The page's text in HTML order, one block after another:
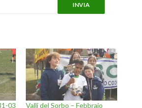
03
Valli del Sorbo – Febbraio